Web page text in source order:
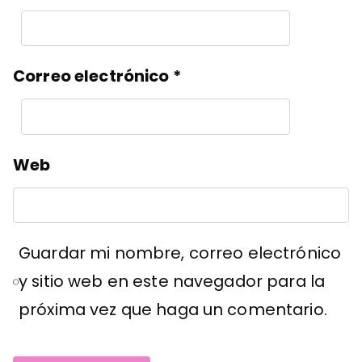
Correo electrónico *
Web
Guardar mi nombre, correo electrónico
y sitio web en este navegador para la
próxima vez que haga un comentario.